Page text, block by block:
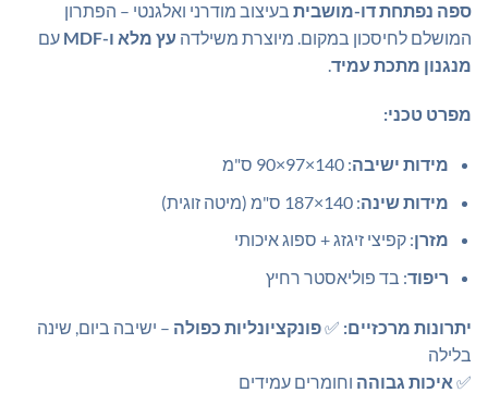
ספה נפתחת דו-מושבית בעיצוב מודרני ואלגנטי – הפתרון
המושלם לחיסכון במקום. מיוצרת משילדה עץ מלא ו-MDF
עם
מנגנון מתכת עמיד
מפרט טכני:
מידות ישיבה: 140×97×90 ס"מ
מידות שינה: 140×187 ס"מ (מיטה זוגית)
מזרן: קפיצי זיגזג + ספוג איכותי
ריפוד: בד פוליאסטר רחיץ
יתרונות מרכזיים: ✅פונקציונליות כפולה – ישיבה ביום, שינה
בלילה
✅ איכות גבוהה וחומרים עמידים